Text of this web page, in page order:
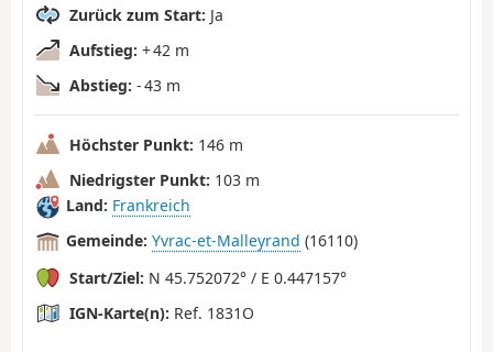
Zurück zum Start: Ja
Aufstieg: + 42 m
Abstieg: - 43 m
Höchster Punkt: 146 m
Niedrigster Punkt: 103 m
Land: Frankreich
Gemeinde: Yvrac-et-Malleyrand (16110)
Start/Ziel: N 45.752072° / E 0.447157°
IGN-Karte(n): Ref. 1831O